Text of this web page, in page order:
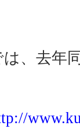
、去年